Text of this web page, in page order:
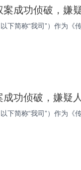
案成功侦破，嫌
下简称“我司”）作为
成功侦破，嫌疑
下简称“我司”）作为